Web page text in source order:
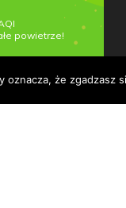
oznacza, że zgadzasz